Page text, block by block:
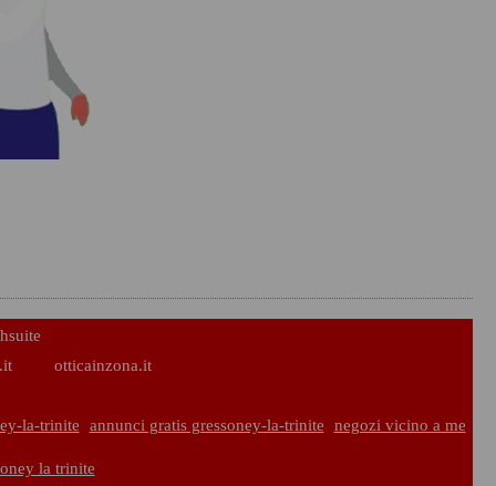
otticainzona.it
la-trinite annunci gratis gressoney-la-trinite negozi vicino a me
la trinite